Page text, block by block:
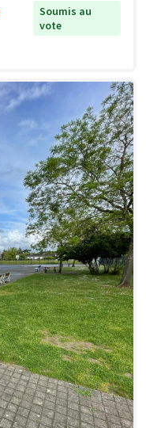
Soumis au
vote